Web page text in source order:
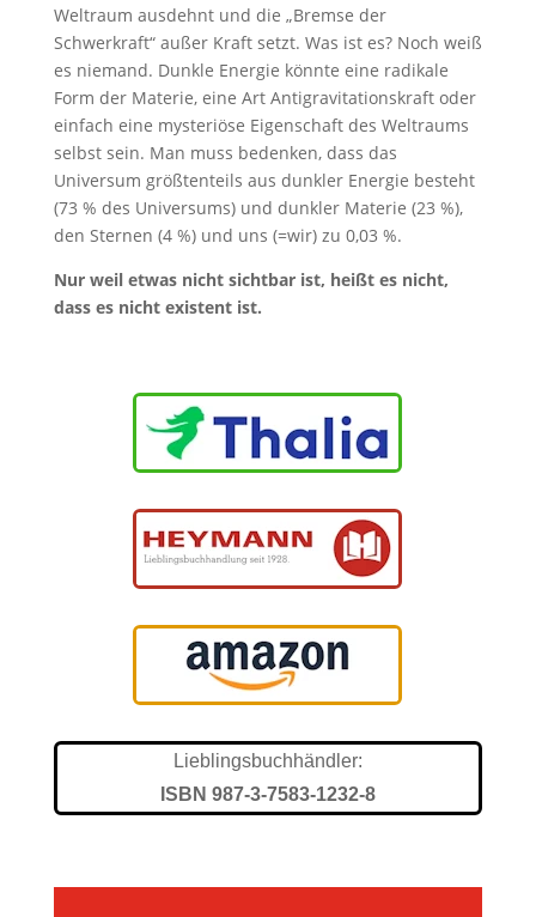
Weltraum ausdehnt und die „Bremse der
Schwerkraft“ außer Kraft setzt. Was ist es? Noch weiß
es niemand. Dunkle Energie könnte eine radikale
Form der Materie, eine Art Antigravitationskraft oder
einfach eine mysteriöse Eigenschaft des Weltraums
selbst sein. Man muss bedenken, dass das
Universum größtenteils aus dunkler Energie besteht
(73 % des Universums) und dunkler Materie (23 %),
den Sternen (4 %) und uns (=wir) zu 0,03 %.
Nur weil etwas nicht sichtbar ist, heißt es nicht,
dass es nicht existent ist.
Lieblingsbuchhändler:
ISBN 987-3-7583-1232-8